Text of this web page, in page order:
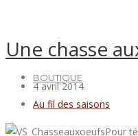
BOUTIQUE
Une chasse
4 avril 2014
Au fil des saisons
Pour